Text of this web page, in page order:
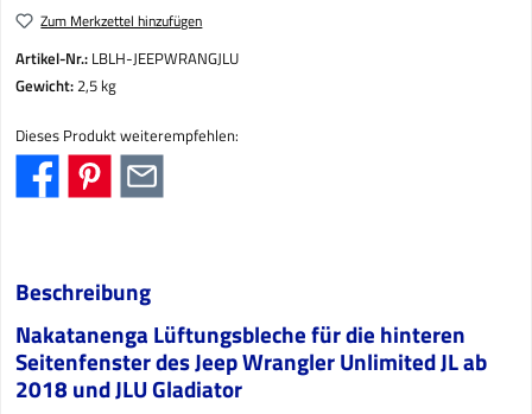
Zum Merkzettel hinzufügen
Artikel-Nr.: LBLH-JEEPWRANGJLU
Gewicht:2,5 kg
Dieses Produkt weiterempfehlen:
Beschreibung
Nakatanenga Lüftungsbleche für die hinteren
Seitenfenster des Jeep Wrangler Unlimited JL ab
2018 und JLU Gladiator